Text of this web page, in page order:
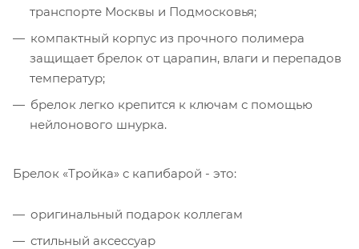
транспорте Москвы и Подмосковья;
компактный корпус из прочного полимера
защищает брелок от царапин, влаги и перепадов
температур;
брелок легко крепится к ключам с помощью
нейлонового шнурка.
Брелок «Тройка» с капибарой - это:
оригинальный подарок коллегам
стильный аксессуар